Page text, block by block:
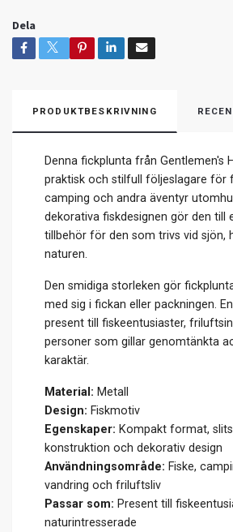
Dela
PRODUKTBESKRIVNING
Denna fickplunta från Gentlemen's
praktisk och stilfull följeslagare för
camping och andra äventyr
dekorativa fiskdesignen gör den till
tillbehör för den som trivs vid sjön,
naturen.
Den smidiga storleken gör
med sig i fickan eller packningen.
present till fiskeentusiaster,
personer som gillar genomtänkta
karaktär.
Material: Metall
Design: Fiskmotiv
Egenskaper: Kompakt format,
konstruktion och dekorativ design
Användningsområde: Fiske,
vandring och friluftsliv
Passar som: Present till
naturintresserade